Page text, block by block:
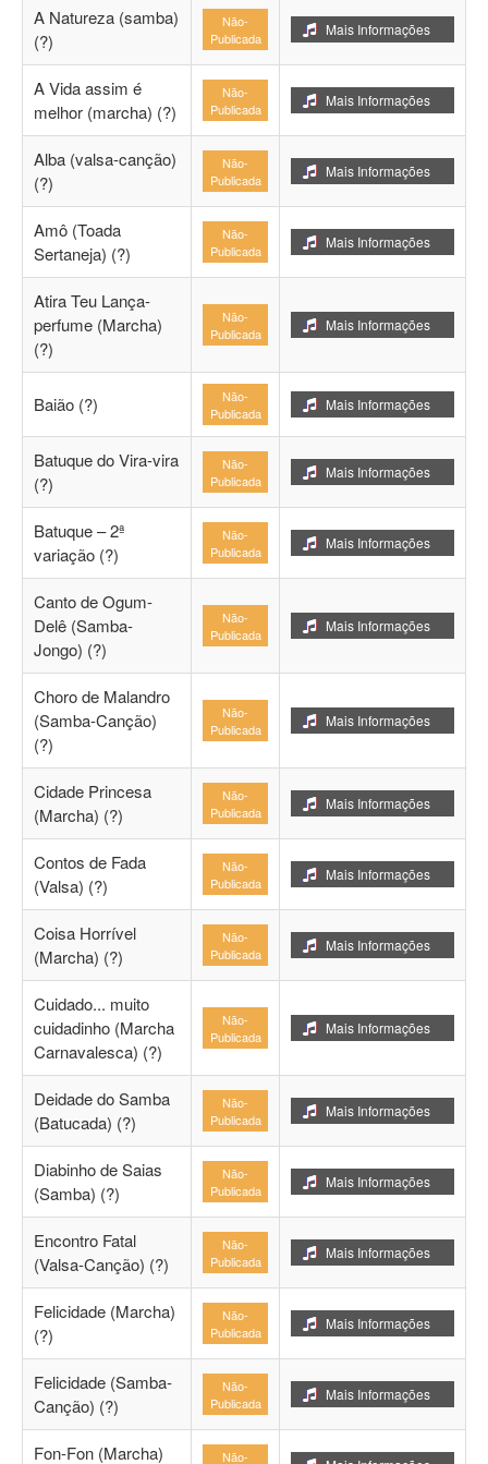
A Natureza (samba)
(?)
Não-
Publicada
Mais Informações
A Vida assim é
melhor (marcha) (?)
Não-
Publicada
Mais Informações
Alba (valsa-canção)
(?)
Não-
Publicada
Mais Informações
Amô (Toada
Sertaneja) (?)
Não-
Publicada
Mais Informações
Atira Teu Lança-
perfume (Marcha)
(?)
Não-
Publicada
Mais Informações
Baião (?)
Não-
Publicada
Mais Informações
Batuque do Vira-vira
(?)
Não-
Publicada
Mais Informações
Batuque – 2ª
variação (?)
Não-
Publicada
Mais Informações
Canto de Ogum-
Delê (Samba-
Jongo) (?)
Não-
Publicada
Mais Informações
Choro de Malandro
(Samba-Canção)
(?)
Não-
Publicada
Mais Informações
Cidade Princesa
(Marcha) (?)
Não-
Publicada
Mais Informações
Contos de Fada
(Valsa) (?)
Não-
Publicada
Mais Informações
Coisa Horrível
(Marcha) (?)
Não-
Publicada
Mais Informações
Cuidado... muito
cuidadinho (Marcha
Carnavalesca) (?)
Não-
Publicada
Mais Informações
Deidade do Samba
(Batucada) (?)
Não-
Publicada
Mais Informações
Diabinho de Saias
(Samba) (?)
Não-
Publicada
Mais Informações
Encontro Fatal
(Valsa-Canção) (?)
Não-
Publicada
Mais Informações
Felicidade (Marcha)
(?)
Não-
Publicada
Mais Informações
Felicidade (Samba-
Canção) (?)
Não-
Publicada
Mais Informações
Fon-Fon (Marcha) Não-